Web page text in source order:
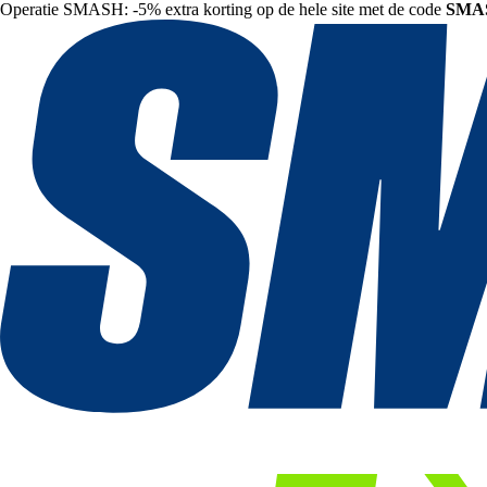
Operatie SMASH: -5% extra korting op de hele site met de code